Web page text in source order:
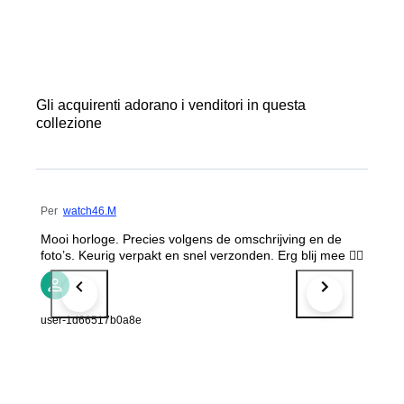
Gli acquirenti adorano i venditori in questa
collezione
Per watch46.M
Mooi horloge. Precies volgens de omschrijving en de
foto’s. Keurig verpakt en snel verzonden. Erg blij mee 👍🏼
user-1d66517b0a8e